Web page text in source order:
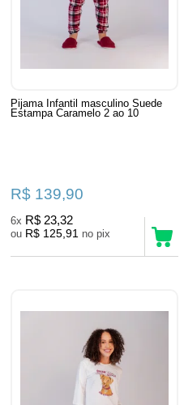
Pijama Infantil masculino Suede
Estampa Caramelo 2 ao 10
R$ 139,90
6x R$ 23,32
ou R$ 125,91 no pix